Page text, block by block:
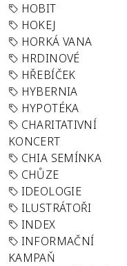
HOBIT
HOKEJ
HORKÁ VANA
HRDINOVÉ
HŘEBÍČEK
HYBERNIA
HYPOTÉKA
CHARITATIVNÍ
KONCERT
CHIA SEMÍNKA
CHŮZE
IDEOLOGIE
ILUSTRÁTOŘI
INDEX
INFORMAČNÍ
KAMPAŇ